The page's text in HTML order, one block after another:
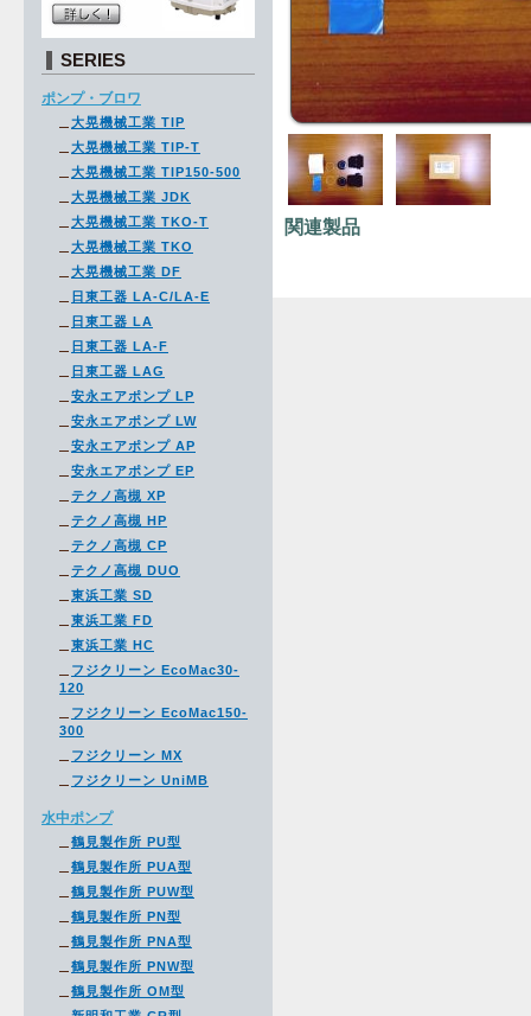
関連製品
SERIES
ポンプ・ブロワ
大晃機械工業 TIP
大晃機械工業 TIP-T
大晃機械工業 TIP150-500
大晃機械工業 JDK
大晃機械工業 TKO-T
大晃機械工業 TKO
大晃機械工業 DF
日東工器 LA-C/LA-E
日東工器 LA
日東工器 LA-F
日東工器 LAG
安永エアポンプ LP
安永エアポンプ LW
安永エアポンプ AP
安永エアポンプ EP
テクノ高槻 XP
テクノ高槻 HP
テクノ高槻 CP
テクノ高槻 DUO
東浜工業 SD
東浜工業 FD
東浜工業 HC
フジクリーン EcoMac30-
120
フジクリーン EcoMac150-
300
フジクリーン MX
フジクリーン UniMB
水中ポンプ
鶴見製作所 PU型
鶴見製作所 PUA型
鶴見製作所 PUW型
鶴見製作所 PN型
鶴見製作所 PNA型
鶴見製作所 PNW型
鶴見製作所 OM型